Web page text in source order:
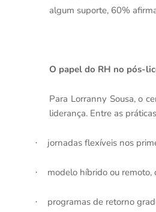
algum suporte, 60%
O papel do RH no pós-
Para Lorranny Sousa, o
liderança. Entre as
· jornadas flexíveis nos
· modelo híbrido ou remoto,
· programas de retorno